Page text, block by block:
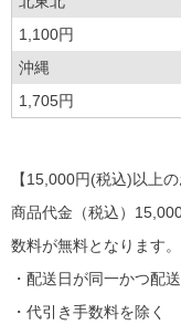
1,100円
沖縄
1,705円
【15,000円(税込)以上
商品代金（税込）
数料が無料となります。
・配送日が同一かつ配
・代引き手数料を除く